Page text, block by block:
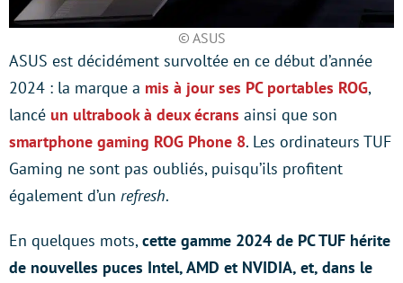
© ASUS
ASUS est décidément survoltée en ce début d’année
2024 : la marque a mis à jour ses PC portables ROG,
lancé un ultrabook à deux écrans ainsi que son
smartphone gaming ROG Phone 8. Les ordinateurs TUF
Gaming ne sont pas oubliés, puisqu’ils profitent
également d’un refresh.
En quelques mots,cette gamme 2024 de PC TUF hérite
de nouvelles puces Intel, AMD et NVIDIA, et, dans le